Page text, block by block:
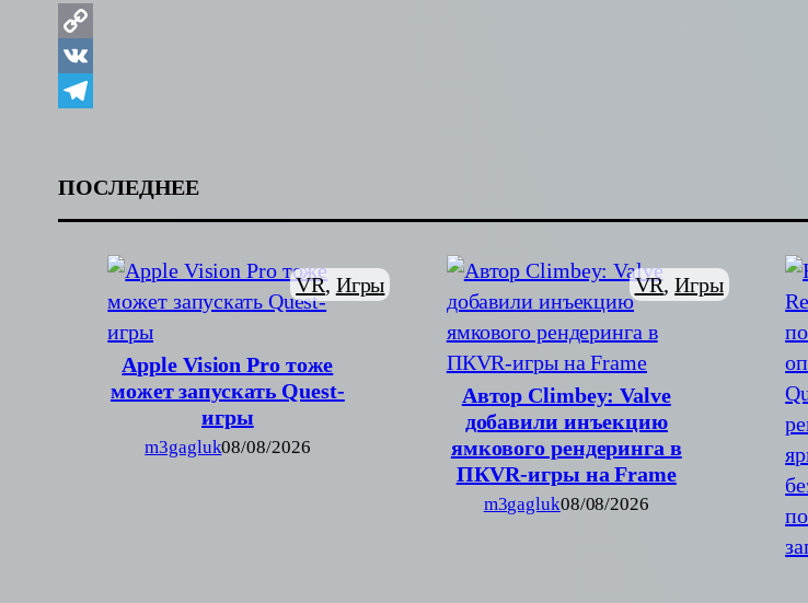
Copy
Link
VK
ПОСЛЕДНЕЕ
Apple Vision Pro тоже
может запускать Quest-
игры
VR, Игры
m3gagluk08/08/2026
Автор Climbey: Valve
добавили инъекцию
ямкового рендеринга в
ПКVR-игры на Frame
VR, Игры
m3gagluk08/08/2026